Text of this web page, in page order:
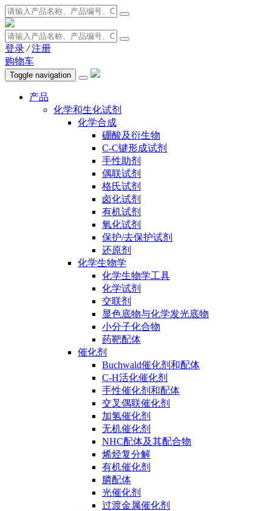
登录 / 注册
购物车
Toggle navigation
产品
化学和生化试剂
化学合成
硼酸及衍生物
C-C键形成试剂
手性助剂
偶联试剂
格氏试剂
卤化试剂
有机试剂
氧化试剂
保护/去保护试剂
还原剂
化学生物学
化学生物学工具
化学试剂
交联剂
显色底物与化学发光底物
小分子化合物
药靶配体
催化剂
Buchwald催化剂和配体
C-H活化催化剂
手性催化剂和配体
交叉偶联催化剂
加氢催化剂
无机催化剂
NHC配体及其配合物
烯烃复分解
有机催化剂
膦配体
光催化剂
过渡金属催化剂